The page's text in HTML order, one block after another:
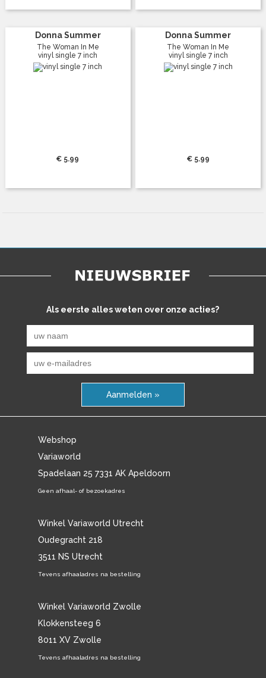
Donna Summer
The Woman In Me
vinyl single 7 inch
€ 5.99
Donna Summer
The Woman In Me
vinyl single 7 inch
€ 5.99
Als eerste alles weten over onze acties?
Aanmelden »
Webshop
Variaworld
Spadelaan 25 7331 AK Apeldoorn
Geen afhaal- of bezoekadres
Winkel Variaworld Utrecht
Oudegracht 218
3511 NS Utrecht
Tevens afhaaladres na bestelling
Winkel Variaworld Zwolle
Klokkensteeg 6
8011 XV Zwolle
Tevens afhaaladres na bestelling